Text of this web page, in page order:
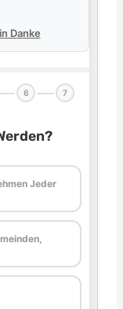
Danke
6 7
Jeder